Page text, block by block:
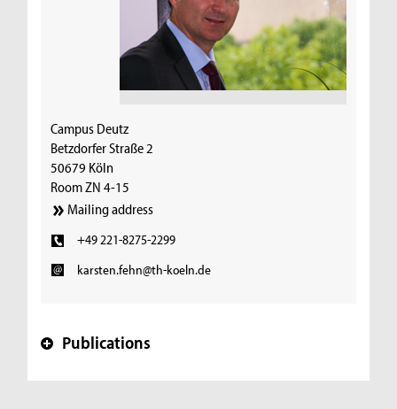
Campus Deutz
Betzdorfer Straße 2
50679 Köln
Room ZN 4-15
Mailing address
+49 221-8275-2299
karsten.fehn@th-koeln.de
+ Publications